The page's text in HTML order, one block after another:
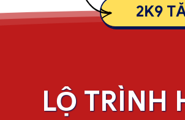
2K9
LỘ TRÌNH